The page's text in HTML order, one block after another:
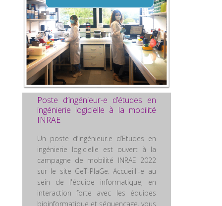
Poste d’ingénieur-e d’études en
ingénierie logicielle à la mobilité
INRAE
Un poste d’Ingénieur.e d’Etudes en
ingénierie logicielle est ouvert à la
campagne de mobilité INRAE 2022
sur le site GeT-PlaGe. Accueilli-e au
sein de l'équipe informatique, en
interaction forte avec les équipes
bioinformatique et séquençage, vous